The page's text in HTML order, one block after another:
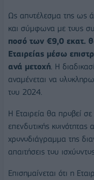
Ως αποτέλεσμα της ως
και σύμφωνα με τους
ποσό των €9,0 εκατ.
Εταιρείας μέσω
ανά μετοχή. Η
αναμένεται να
του 2024.
Η Εταιρεία θα προβεί
επενδυτικής κοινότητας
χρονοδιάγραμμα της
απαιτήσεις του
Επισημαίνεται ότι η